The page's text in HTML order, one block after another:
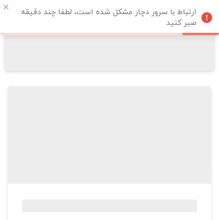
ارتباط با سرور دچار مشکل شده است، لطفا چند دقیقه
صبر کنید